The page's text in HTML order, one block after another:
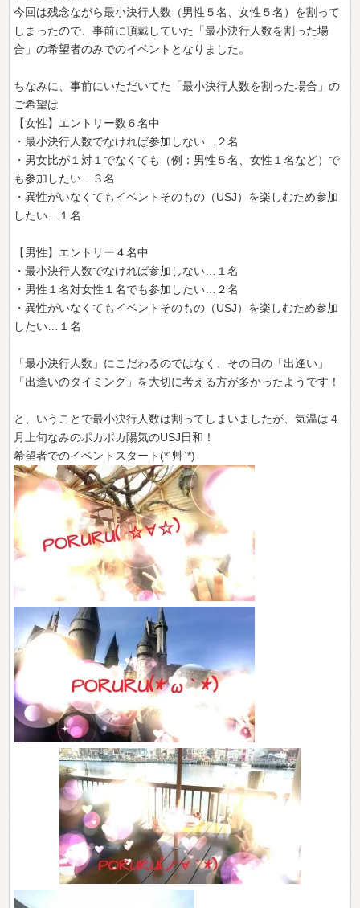
今回は残念ながら最小決行人数（男性５名、女性５名）を割って
しまったので、事前に頂戴していた「最小決行人数を割った場
合」の希望者のみでのイベントとなりました。
ちなみに、事前にいただいてた「最小決行人数を割った場合」の
ご希望は
【女性】エントリー数６名中
・最小決行人数でなければ参加しない…２名
・男女比が１対１でなくても（例：男性５名、女性１名など）で
も参加したい…３名
・異性がいなくてもイベントそのもの（USJ）を楽しむため参加
したい…１名
【男性】エントリー４名中
・最小決行人数でなければ参加しない…１名
・男性１名対女性１名でも参加したい…２名
・異性がいなくてもイベントそのもの（USJ）を楽しむため参加
したい…１名
「最小決行人数」にこだわるのではなく、その日の「出逢い」
「出逢いのタイミング」を大切に考える方が多かったようです！
と、いうことで最小決行人数は割ってしまいましたが、気温は４
月上旬なみのポカポカ陽気のUSJ日和！
希望者でのイベントスタート(*´艸`*)